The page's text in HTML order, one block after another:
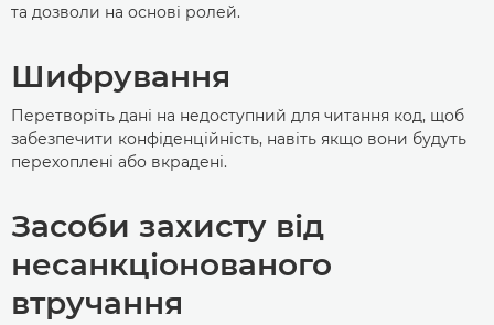
та дозволи на основі ролей.
Шифрування
Перетворіть дані на недоступний для читання код, щоб
забезпечити конфіденційність, навіть якщо вони будуть
перехоплені або вкрадені.
Засоби захисту від
несанкціонованого
втручання